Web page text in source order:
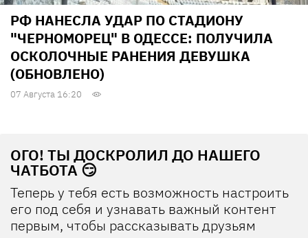
РФ НАНЕСЛА УДАР ПО СТАДИОНУ
"ЧЕРНОМОРЕЦ" В ОДЕССЕ: ПОЛУЧИЛА
ОСКОЛОЧНЫЕ РАНЕНИЯ ДЕВУШКА
(ОБНОВЛЕНО)
07 Августа 16:20
ОГО! ТЫ ДОСКРОЛИЛ ДО НАШЕГО
ЧАТБОТА 😏
Теперь у тебя есть возможность настроить
его под себя и узнавать важный контент
первым, чтобы рассказывать друзьям